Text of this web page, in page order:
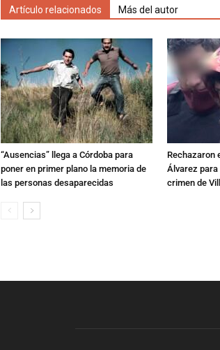
Artículo relacionados Más del autor
“Ausencias” llega a Córdoba para
poner en primer plano la memoria de
las personas desaparecidas
Rechazaron
Álvarez para
crimen de